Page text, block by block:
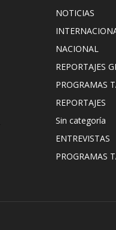
NOTICIAS
NACIONAL
REPORTAJES
PROGRAMAS
REPORTAJES
Sin categoría
ENTREVISTAS
PROGRAMAS